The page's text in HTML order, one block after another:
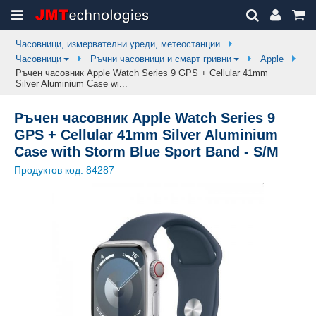
Часовници, измервателни уреди, метеостанции
Часовници
Ръчни часовници и смарт гривни
Apple
Ръчен часовник Apple Watch Series 9 GPS + Cellular 41mm
Silver Aluminium Case wi...
Ръчен часовник Apple Watch Series 9
GPS + Cellular 41mm Silver Aluminium
Case with Storm Blue Sport Band - S/M
Продуктов код: 84287